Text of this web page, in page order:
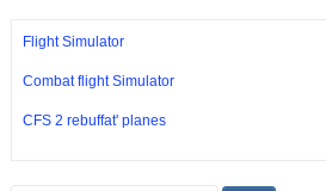
Flight Simulator
Combat flight Simulator
CFS 2 rebuffat' planes